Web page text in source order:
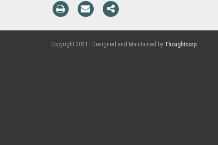
Copyright 2021 | Designed and Maintained by Thoughtcorp